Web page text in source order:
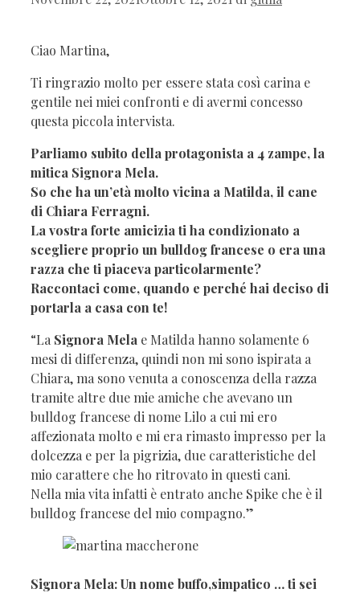
Ciao Martina,
Ti ringrazio molto per essere stata così carina e
gentile nei miei confronti e di avermi concesso
questa piccola intervista.
Parliamo subito della protagonista a 4 zampe, la
mitica Signora Mela.
So che ha un’età molto vicina a Matilda, il cane
di Chiara Ferragni.
La vostra forte amicizia ti ha condizionato a
scegliere proprio un bulldog francese o era una
razza che ti piaceva particolarmente?
Raccontaci come, quando e perché hai deciso di
portarla a casa con te!
“La Signora Mela e Matilda hanno solamente 6
mesi di differenza, quindi non mi sono ispirata a
Chiara, ma sono venuta a conoscenza della razza
tramite altre due mie amiche che avevano un
bulldog francese di nome Lilo a cui mi ero
affezionata molto e mi era rimasto impresso per la
dolcezza e per la pigrizia, due caratteristiche del
mio carattere che ho ritrovato in questi cani.
Nella mia vita infatti è entrato anche Spike che è il
bulldog francese del mio compagno.”
Signora Mela: Un nome buffo,simpatico … ti sei